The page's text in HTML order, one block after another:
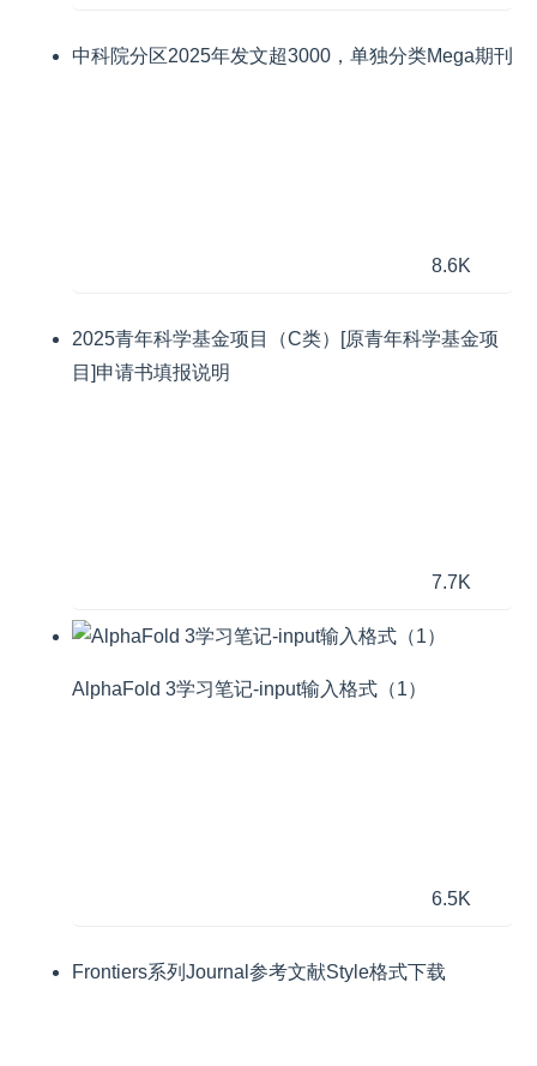
中科院分区2025年发文超3000，单独分类Mega期刊
8.6K
2025青年科学基金项目（C类）[原青年科学基金项
目]申请书填报说明
7.7K
AlphaFold 3学习笔记-input输入格式（1）
6.5K
Frontiers系列Journal参考文献Style格式下载